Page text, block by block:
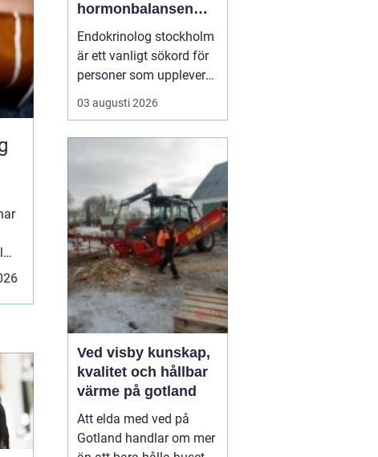
hormonbalansen
behöver
specialistvård
Endokrinolog stockholm
är ett vanligt sökord för
personer som upplever
trötthet, viktförändringar,
humörsvängningar eller
spelar en roll. Många går
lång tid med diffusa
symtom utan att få en
tydlig ...
03 augusti 2026
Ved visby kunskap,
kvalitet och hållbar
värme på gotland
Att elda med ved på
Gotland handlar om mer